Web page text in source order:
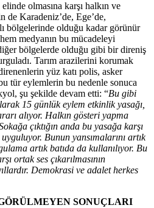
olmasına karşı halkın ve
de Karadeniz’de, Ege’de,
bölgelerinde olduğu kadar görünür
medyanın bu mücadeleyi
bölgelerde olduğu gibi bir direniş
Tarım arazilerini korumak
yüz katı polis, asker
tür eylemlerin bu nedenle sonuca
şu şekilde devam etti: “Bu gibi
15 günlük eylem etkinlik yasağı,
alıyor. Halkın gösteri yapma
çıktığın anda bu yasağa karşı
Bunun yansımalarını artık
artık batıda da kullanılıyor. Bu
ortak ses çıkarılmasının
Demokrasi ve adalet herkes
SONUÇLARI